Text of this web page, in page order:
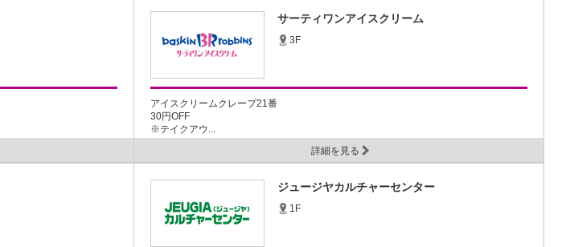
サーティワンアイスクリーム
3F
アイスクリームクレープ21番
30円OFF
※テイクアウ...
詳細を見る
ジュージヤカルチャーセンター
1F